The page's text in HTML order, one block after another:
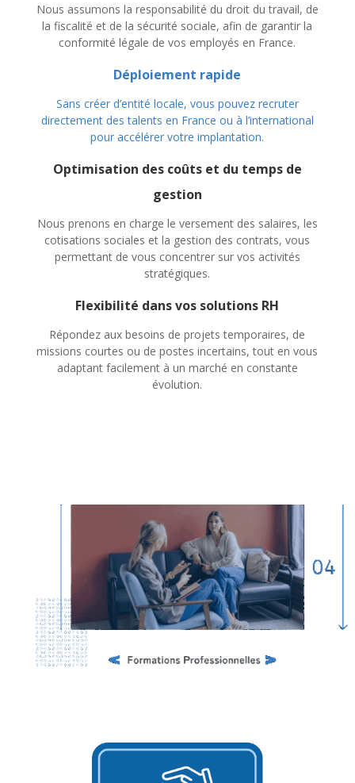
Nous assumons la responsabilité du droit du travail, de
la fiscalité et de la sécurité sociale, afin de garantir la
conformité légale de vos employés en France.
Déploiement rapide
Sans créer d’entité locale, vous pouvez recruter
directement des talents en France ou à l’international
pour accélérer votre implantation.
Optimisation des coûts et du temps de
gestion
Nous prenons en charge le versement des salaires, les
cotisations sociales et la gestion des contrats, vous
permettant de vous concentrer sur vos activités
stratégiques.
Flexibilité dans vos solutions RH
Répondez aux besoins de projets temporaires, de
missions courtes ou de postes incertains, tout en vous
adaptant facilement à un marché en constante
évolution.